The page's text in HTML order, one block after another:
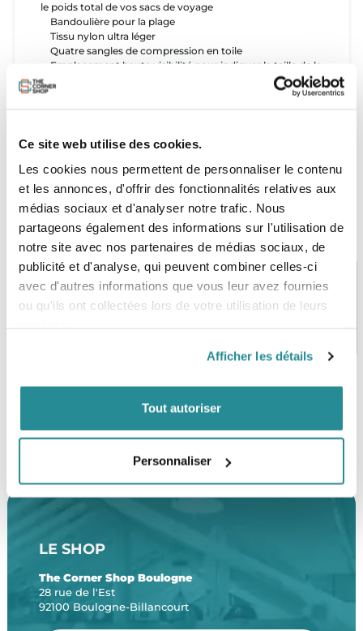
Ce site web utilise des cookies.
Les cookies nous permettent de personnaliser le contenu
et les annonces, d'offrir des fonctionnalités relatives aux
médias sociaux et d'analyser notre trafic. Nous
partageons également des informations sur l'utilisation de
notre site avec nos partenaires de médias sociaux, de
publicité et d'analyse, qui peuvent combiner celles-ci
avec d'autres informations que vous leur avez fournies
ou qu'ils ont collectées lors de votre utilisation de leurs
Afficher les détails
Tout autoriser
Personnaliser
le poids total de vos sacs de voyage
Bandoulière pour la plage
Tissu nylon ultra léger
Quatre sangles de compression en toile
Emplacement haute visibilité pour indiquer la taille de la
planche
FRAIS DE PORT OFFERTS
LE SHOP
The Corner Shop Boulogne
28 rue de l'Est
92100 Boulogne-Billancourt